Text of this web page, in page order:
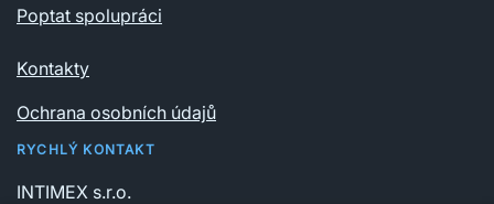
Poptat spolupráci
Kontakty
Ochrana osobních údajů
RYCHLÝ KONTAKT
INTIMEX s.r.o.